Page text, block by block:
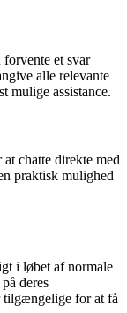
et svar
alle relevante
mulige assistance.
chatte direkte med
praktisk mulighed
i løbet af normale
deres
tilgængelige for at få